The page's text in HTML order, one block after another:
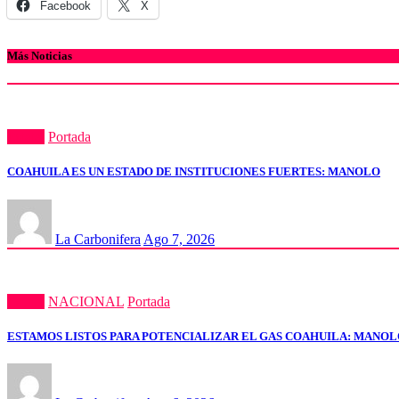
Facebook X
Más Noticias
Portada
COAHUILA ES UN ESTADO DE INSTITUCIONES FUERTES: MANOLO
La Carbonifera Ago 7, 2026
NACIONAL Portada
ESTAMOS LISTOS PARA POTENCIALIZAR EL GAS COAHUILA: